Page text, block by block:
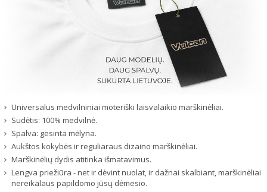
Universalus medvilniniai moteriški laisvalaikio marškinėliai.
Sudėtis: 100% medvilnė.
Spalva: gesinta mėlyna.
Aukštos kokybės ir reguliaraus dizaino marškinėliai.
Marškinėlių dydis atitinka išmatavimus.
Lengva priežiūra - net ir dėvint nuolat, ir dažnai skalbiant, marškinėliai
nereikalaus papildomo jūsų dėmesio.